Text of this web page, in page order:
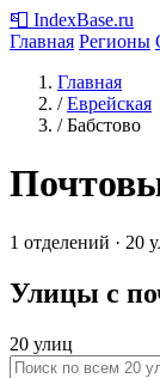
📮 IndexBase.ru
Главная Регионы
Главная
/ Еврейская
/ Бабстово
1 отделений · 20
Улицы с
20 улиц